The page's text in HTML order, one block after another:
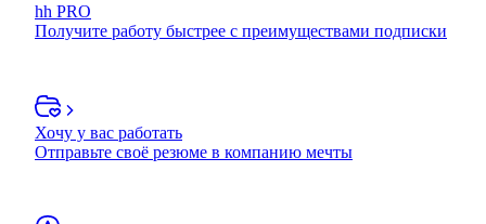
hh PRO
Получите работу быстрее с преимуществами подписки
Хочу у вас работать
Отправьте своё резюме в компанию мечты